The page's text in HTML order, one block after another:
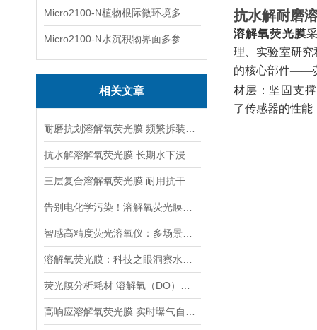
相关文章
抗水解耐磨
溶解氧荧光膜
理、实验室研
的核心部件——
材层：坚固支
了传感器的性